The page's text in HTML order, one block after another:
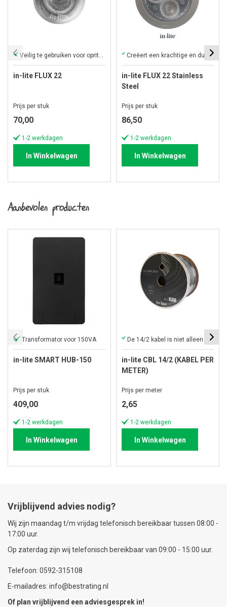
Veilig te gebruiken voor opritten en paden.
in-lite FLUX 22
Prijs per stuk
70,00
1-2 werkdagen
In Winkelwagen
Creëert een krachtige en duurzame accentverlichting tot vijf meter.
in-lite FLUX 22 Stainless
Steel
Prijs per stuk
86,50
1-2 werkdagen
In Winkelwagen
Aanbevolen producten
Transformator voor 150VA
in-lite SMART HUB-150
Prijs per stuk
409,00
1-2 werkdagen
In Winkelwagen
De 14/2 kabel is niet alleen krachtig, maar ook duurzaam
in-lite CBL 14/2 (KABEL PER
METER)
Prijs per meter
2,65
1-2 werkdagen
In Winkelwagen
Vrijblijvend advies nodig?
Wij zijn maandag t/m vrijdag telefonisch bereikbaar tussen 08:00 -
17:00 uur.
Op zaterdag zijn wij telefonisch bereikbaar van 09:00 - 15:00 uur.
Telefoon: 0592-315108
E-mailadres: info@bestrating.nl
Of plan vrijblijvend een adviesgesprek in!